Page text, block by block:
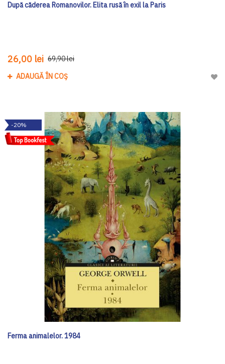
După căderea Romanovilor. Elita rusă în exil la Paris
26,00 lei 69,90 lei
ADAUGĂ ÎN COȘ
-20%
Ferma animalelor. 1984